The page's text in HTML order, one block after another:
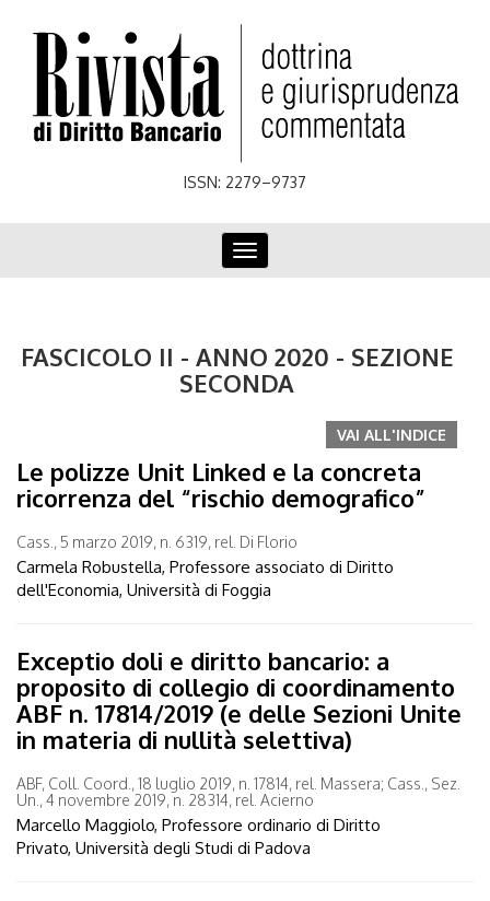
ISSN: 2279–9737
Toggle
navigation
FASCICOLO II - ANNO 2020 - SEZIONE
SECONDA
VAI ALL'INDICE
Le polizze Unit Linked e la concreta
ricorrenza del “rischio demografico”
Cass., 5 marzo 2019, n. 6319, rel. Di Florio
Carmela Robustella, Professore associato di Diritto
dell'Economia, Università di Foggia
Exceptio doli e diritto bancario: a
proposito di collegio di coordinamento
ABF n. 17814/2019 (e delle Sezioni Unite
in materia di nullità selettiva)
ABF, Coll. Coord., 18 luglio 2019, n. 17814, rel. Massera; Cass., Sez.
Un., 4 novembre 2019, n. 28314, rel. Acierno
Marcello Maggiolo, Professore ordinario di Diritto
Privato, Università degli Studi di Padova